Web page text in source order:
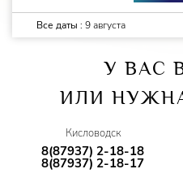
Все даты : 9 августа
У ВАС
ИЛИ
Кисловодск
8(87937) 2-18-18
8(87937) 2-18-17